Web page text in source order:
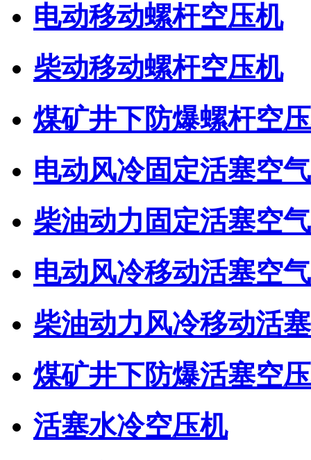
电动移动螺杆空压机
柴动移动螺杆空压机
煤矿井下防爆螺杆空
电动风冷固定活塞空
柴油动力固定活塞空
电动风冷移动活塞空
柴油动力风冷移动活
煤矿井下防爆活塞空
活塞水冷空压机